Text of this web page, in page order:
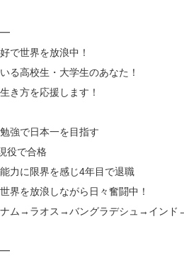
で世界を放浪中！
る高校生・大学生のあなた！
き方を応援します！
強で日本一を目指す
役で合格
力に限界を感じ4年目で退職
界を放浪しながら日々奮闘中！
ム→ラオス→バングラデシュ→イン